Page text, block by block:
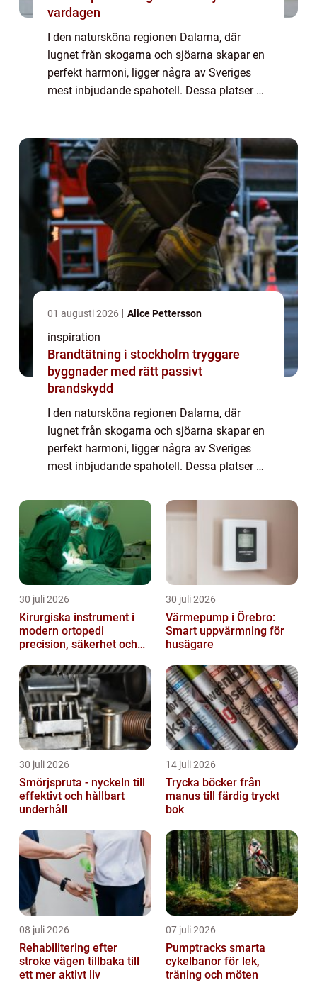
vardagen
I den natursköna regionen Dalarna, där
lugnet från skogarna och sjöarna skapar en
perfekt harmoni, ligger några av Sveriges
mest inbjudande spahotell. Dessa platser är
01 augusti 2026 Alice Pettersson
inspiration
Brandtätning i stockholm tryggare
byggnader med rätt passivt
brandskydd
I den natursköna regionen Dalarna, där
lugnet från skogarna och sjöarna skapar en
perfekt harmoni, ligger några av Sveriges
mest inbjudande spahotell. Dessa platser är
30 juli 2026
Kirurgiska instrument i
modern ortopedi
precision, säkerhet och
30 juli 2026
Värmepump i Örebro:
Smart uppvärmning för
husägare
30 juli 2026
Smörjspruta - nyckeln till
effektivt och hållbart
underhåll
14 juli 2026
Trycka böcker från
manus till färdig tryckt
bok
08 juli 2026
Rehabilitering efter
stroke vägen tillbaka till
ett mer aktivt liv
07 juli 2026
Pumptracks smarta
cykelbanor för lek,
träning och möten